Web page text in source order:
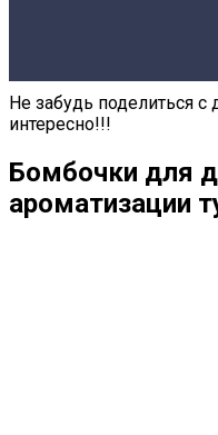
Не забудь поделиться с
интересно!!!
Бомбочки для
ароматизации